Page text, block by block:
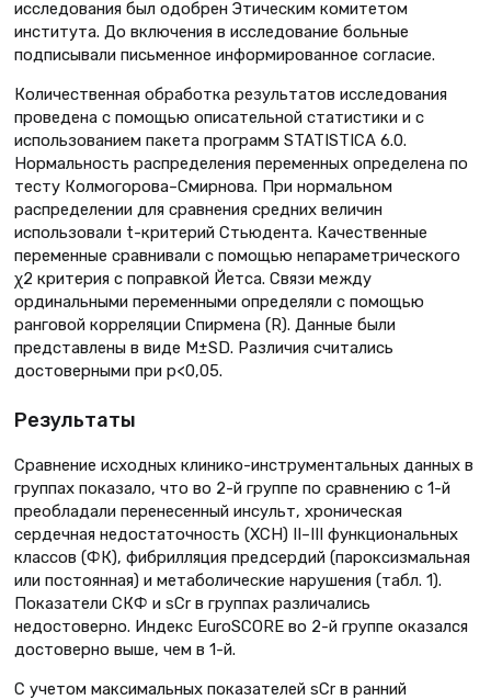
исследования был одобрен Этическим комитетом
института. До включения в исследование больные
подписывали письменное информированное согласие.
Количественная обработка результатов исследования
проведена с помощью описательной статистики и с
использованием пакета программ STATISTICA 6.0.
Нормальность распределения переменных определена по
тесту Колмогорова–Смирнова. При нормальном
распределении для сравнения средних величин
использовали t-критерий Стьюдента. Качественные
переменные сравнивали с помощью непараметрического
χ2 критерия с поправкой Йетса. Связи между
ординальными переменными определяли с помощью
ранговой корреляции Спирмена (R). Данные были
представлены в виде M±SD. Различия считались
достоверными при р<0,05.
Результаты
Сравнение исходных клинико-инструментальных данных в
группах показало, что во 2-й группе по сравнению с 1-й
преобладали перенесенный инсульт, хроническая
сердечная недостаточность (ХСН) II–III функциональных
классов (ФК), фибрилляция предсердий (пароксизмальная
или постоянная) и метаболические нарушения (табл. 1).
Показатели СКФ и sCr в группах различались
недостоверно. Индекс EuroSCORE во 2-й группе оказался
достоверно выше, чем в 1-й.
С учетом максимальных показателей sCr в ранний